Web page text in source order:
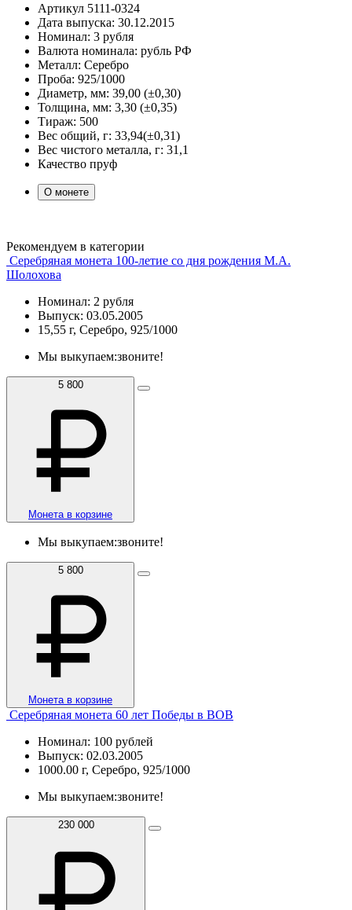
Артикул 5111-0324
Дата выпуска: 30.12.2015
Номинал: 3 рубля
Валюта номинала: рубль РФ
Металл: Серебро
Проба: 925/1000
Диаметр, мм: 39,00 (±0,30)
Толщина, мм: 3,30 (±0,35)
Тираж: 500
Вес общий, г: 33,94(±0,31)
Вес чистого металла, г: 31,1
Качество пруф
О монете
Рекомендуем в категории
Серебряная монета 100-летие со дня рождения М.А.
Шолохова
Номинал: 2 рубля
Выпуск: 03.05.2005
15,55 г, Серебро, 925/1000
Мы выкупаем:звоните!
5 800
Монета в корзине
Мы выкупаем:звоните!
5 800
Монета в корзине
Серебряная монета 60 лет Победы в ВОВ
Номинал: 100 рублей
Выпуск: 02.03.2005
1000.00 г, Серебро, 925/1000
Мы выкупаем:звоните!
230 000